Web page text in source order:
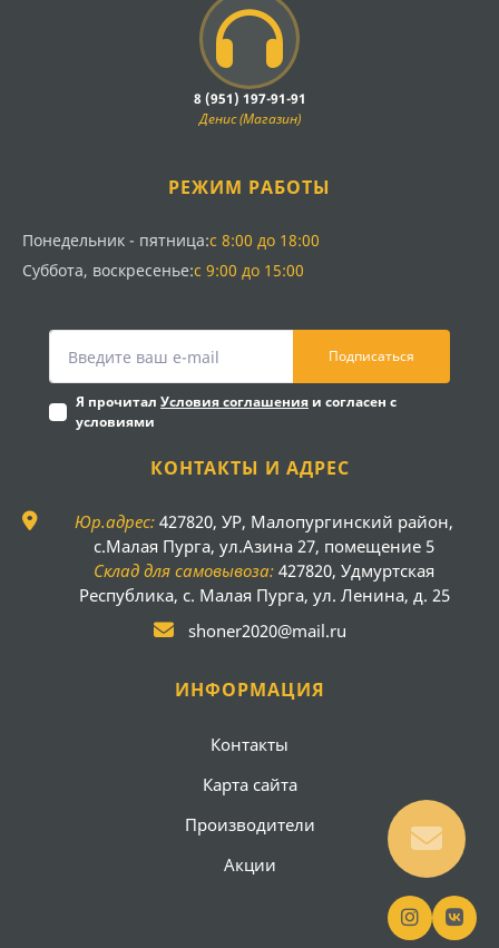
8 (951) 197-91-91
Денис (Магазин)
РЕЖИМ РАБОТЫ
Понедельник - пятница:с 8:00 до 18:00
Суббота, воскресенье:с 9:00 до 15:00
Подписаться
Я прочитал Условия соглашения и согласен с
условиями
КОНТАКТЫ И АДРЕС
Юр.адрес: 427820, УР, Малопургинский район,
с.Малая Пурга, ул.Азина 27, помещение 5
Склад для самовывоза: 427820, Удмуртская
Республика, с. Малая Пурга, ул. Ленина, д. 25
shoner2020@mail.ru
ИНФОРМАЦИЯ
Контакты
Карта сайта
Производители
Акции